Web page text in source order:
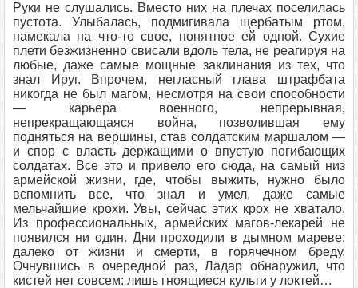
Руки не слушались. Вместо них на плечах поселилась
пустота. Улыбалась, подмигивала щербатым ртом,
намекала на что-то свое, понятное ей одной. Сухие
плети безжизненно свисали вдоль тела, не реагируя на
любые, даже самые мощные заклинания из тех, что
знал Ируг. Впрочем, негласный глава штрафбата
никогда не был магом, несмотря на свои способности
— карьера военного, непрерывная,
непрекращающаяся война, позволившая ему
подняться на вершины, став солдатским маршалом —
и спор с власть держащими о впустую погибающих
солдатах. Все это и привело его сюда, на самый низ
армейской жизни, где, чтобы выжить, нужно было
вспомнить все, что знал и умел, даже самые
мельчайшие крохи. Увы, сейчас этих крох не хватало.
Из профессиональных, армейских магов-лекарей не
появился ни один. Дни проходили в дымном мареве:
далеко от жизни и смерти, в горячечном бреду.
Очнувшись в очередной раз, Ладар обнаружил, что
кистей нет совсем: лишь гноящиеся культи у локтей…